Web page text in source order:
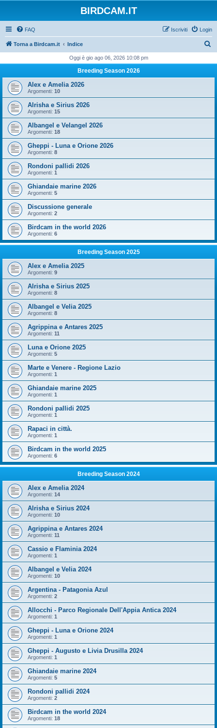
BIRDCAM.IT
FAQ Login
Iscriviti
Torna a Birdcam.it Indice
c
Oggi è gio ago 06, 2026 10:08 pm
Breeding Season 2026
Alex e Amelia 2026
Argomenti: 10
Alrisha e Sirius 2026
Argomenti: 15
Albangel e Velangel 2026
Argomenti: 18
Gheppi - Luna e Orione 2026
Argomenti: 8
Rondoni pallidi 2026
Argomenti: 1
Ghiandaie marine 2026
Argomenti: 5
Discussione generale
Argomenti: 2
Birdcam in the world 2026
Argomenti: 6
Breeding Season 2025
Alex e Amelia 2025
Argomenti: 9
Alrisha e Sirius 2025
Argomenti: 8
Albangel e Velia 2025
Argomenti: 8
Agrippina e Antares 2025
Argomenti: 11
Luna e Orione 2025
Argomenti: 5
Marte e Venere - Regione Lazio
Argomenti: 1
Ghiandaie marine 2025
Argomenti: 1
Rondoni pallidi 2025
Argomenti: 1
Rapaci in città.
Argomenti: 1
Birdcam in the world 2025
Argomenti: 6
Breeding Season 2024
Alex e Amelia 2024
Argomenti: 14
Alrisha e Sirius 2024
Argomenti: 10
Agrippina e Antares 2024
Argomenti: 11
Cassio e Flaminia 2024
Argomenti: 1
Albangel e Velia 2024
Argomenti: 10
Argentina - Patagonia Azul
Argomenti: 2
Allocchi - Parco Regionale Dell'Appia Antica 2024
Argomenti: 1
Gheppi - Luna e Orione 2024
Argomenti: 1
Gheppi - Augusto e Livia Drusilla 2024
Argomenti: 1
Ghiandaie marine 2024
Argomenti: 5
Rondoni pallidi 2024
Argomenti: 2
Birdcam in the world 2024
Argomenti: 18